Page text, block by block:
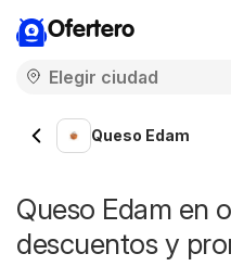
Ofertero
Queso Edam
Queso Edam en
descuentos y